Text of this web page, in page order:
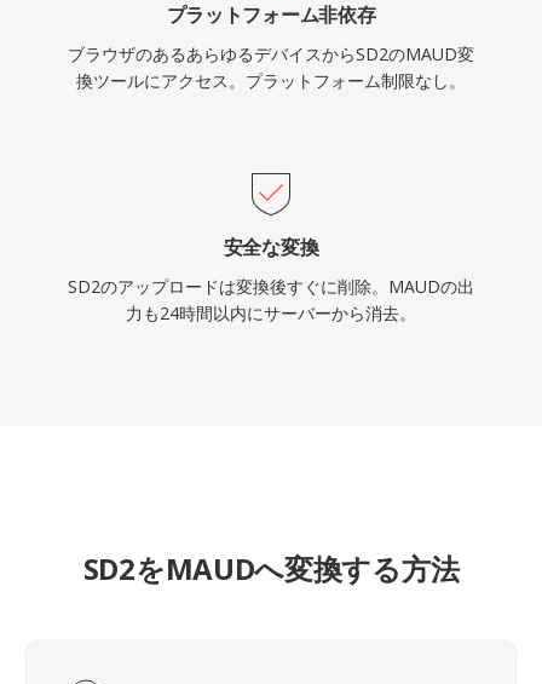
プラットフォーム非依存
ブラウザのあるあらゆるデバイスからSD2のMAUD変
換ツールにアクセス。プラットフォーム制限なし。
安全な変換
SD2のアップロードは変換後すぐに削除。MAUDの出
力も24時間以内にサーバーから消去。
SD2をMAUDへ変換する方法